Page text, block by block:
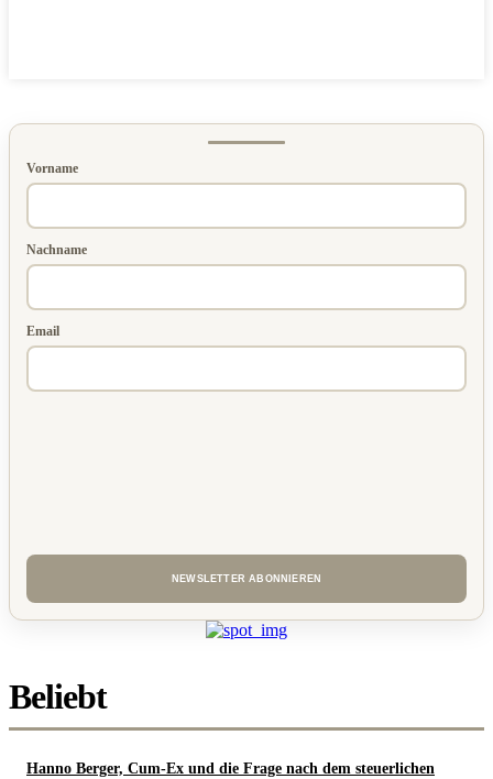
Vorname
Nachname
Email
Beliebt
Hanno Berger, Cum-Ex und die Frage nach dem steuerlichen